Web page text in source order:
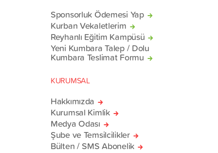
Sponsorluk Ödemesi Yap
Kurban Vekaletlerim
Reyhanlı Eğitim Kampüsü
Yeni Kumbara Talep / Dolu
Kumbara Teslimat Formu
KURUMSAL
Hakkımızda
Kurumsal Kimlik
Medya Odası
Şube ve Temsilcilikler
Bülten / SMS Abonelik